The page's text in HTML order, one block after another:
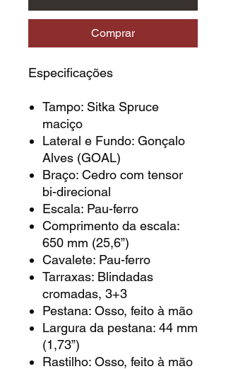
Comprar
Especificações
Tampo: Sitka Spruce
maciço
Lateral e Fundo: Gonçalo
Alves (GOAL)
Braço: Cedro com tensor
bi-direcional
Escala: Pau-ferro
Comprimento da escala:
650 mm (25,6”)
Cavalete: Pau-ferro
Tarraxas: Blindadas
cromadas, 3+3
Pestana: Osso, feito à mão
Largura da pestana: 44 mm
(1,73”)
Rastilho: Osso, feito à mão